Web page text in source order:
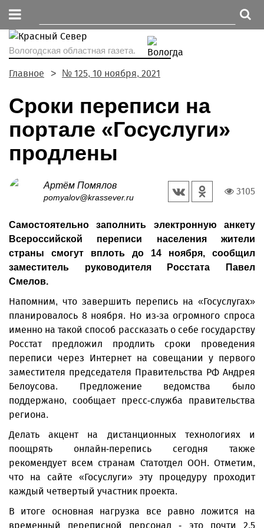
Вологодская областная газета.
Главное № 125, 10 ноября, 2021
Сроки переписи на
портале «Госуслуги»
продлены
Артём Помялов
pomyalov@krassever.ru
3105
Самостоятельно заполнить электронную анкету
Всероссийской переписи населения жители
страны смогут вплоть до 14 ноября, сообщил
заместитель руководителя Росстата Павел
Смелов.
Напомним, что завершить перепись на «Госуслугах»
планировалось 8 ноября. Но из-за огромного спроса
именно на такой способ рассказать о себе государству
Росстат предложил продлить сроки проведения
переписи через Интернет на совещании у первого
заместителя председателя Правительства РФ Андрея
Белоусова. Предложение ведомства было
поддержано, сообщает пресс-служба правительства
региона.
Делать акцент на дистанционных технологиях и
поощрять онлайн-перепись сегодня также
рекомендует всем странам Статотдел ООН. Отметим,
что на сайте «Госуслуги» эту процедуру проходит
каждый четвертый участник проекта.
В итоге основная нагрузка все равно ложится на
временный переписной персонал - это почти 2,5